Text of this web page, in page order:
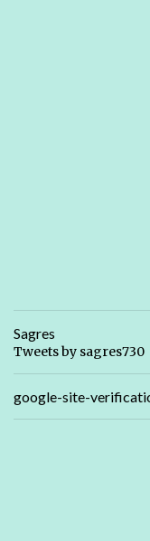
Sagres
Tweets by sagres730
google-site-